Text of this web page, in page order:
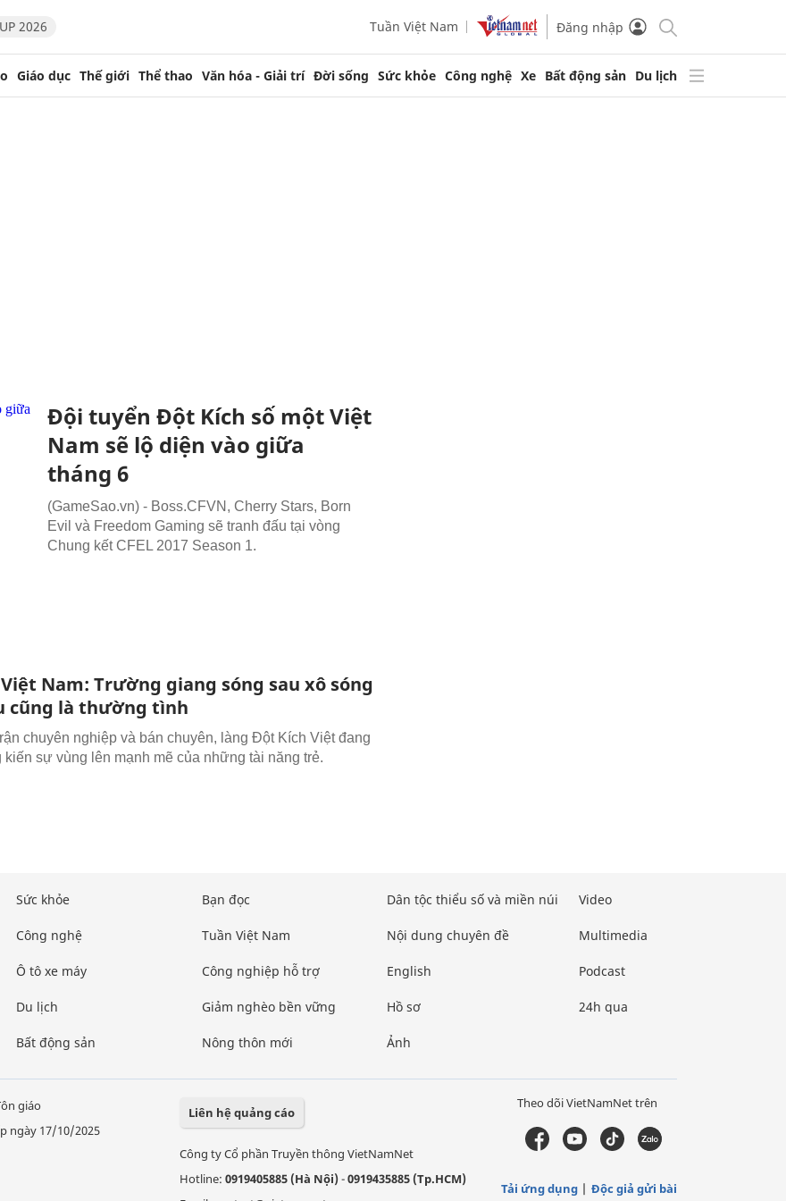
2026 Tuần Việt Nam Đăng nhập
Giáo dục Thế giới Thể thao Văn hóa - Giải trí Đời sống Sức khỏe Công nghệ Xe Bất động sản Du lịch
Đội tuyển Đột Kích số một Việt
Nam sẽ lộ diện vào giữa
tháng 6
(GameSao.vn) - Boss.CFVN, Cherry Stars, Born
Evil và Freedom Gaming sẽ tranh đấu tại vòng
Chung kết CFEL 2017 Season 1.
Nam: Trường giang sóng sau xô sóng
cũng là thường tình
chuyên nghiệp và bán chuyên, làng Đột Kích Việt đang
sự vùng lên mạnh mẽ của những tài năng trẻ.
Sức khỏe
Công nghệ
Ô tô xe máy
Du lịch
Bất động sản
Bạn đọc
Tuần Việt Nam
Công nghiệp hỗ trợ
Giảm nghèo bền vững
Nông thôn mới
Dân tộc thiểu số và miền núi
Nội dung chuyên đề
English
Hồ sơ
Ảnh
Video
Multimedia
Podcast
24h qua
giáo
ngày 17/10/2025
Liên hệ quảng cáo
Công ty Cổ phần Truyền thông VietNamNet
Hotline: 0919405885 (Hà Nội)-0919435885 (Tp.HCM)
Theo dõi VietNamNet trên
Tải ứng dụng Độc giả gửi bài